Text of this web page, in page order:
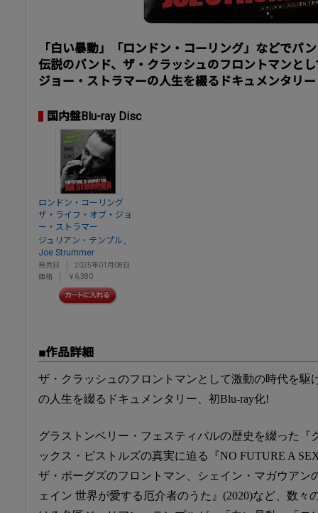
「白い暴動」「ロンドン・コーリング」などでパ
伝説のバンド、ザ・クラッシュのフロントマンと
ジョー・ストラマーの人生を綴るドキュメンタリ
国内盤Blu-ray Disc
ロンドン・コーリング
ザ・ライフ・オブ・ジョ
ー・ストラマー
ジュリアン・テンプル、
Joe Strummer
発売日
2025年01月08日
価格
￥6,380
■作品詳細
ザ・クラッシュのフロントマンとして激動の時代を駆
の人生を綴るドキュメンタリー、初Blu-ray化!
グラストンベリー・フェスティバルの歴史を綴った『
ックス・ピストルズの真実に迫る『NO FUTURE A
ザ・ポーグズのフロントマン、シェイン・マガウアン
ェイン 世界が愛する厄介者のうた』(2020)など、数々